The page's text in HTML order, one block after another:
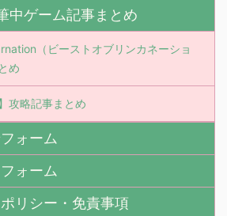
中ゲーム記事まとめ
（ビーストオブリンカネーショ
め
攻略記事まとめ
ォーム
ォーム
リシー・免責事項